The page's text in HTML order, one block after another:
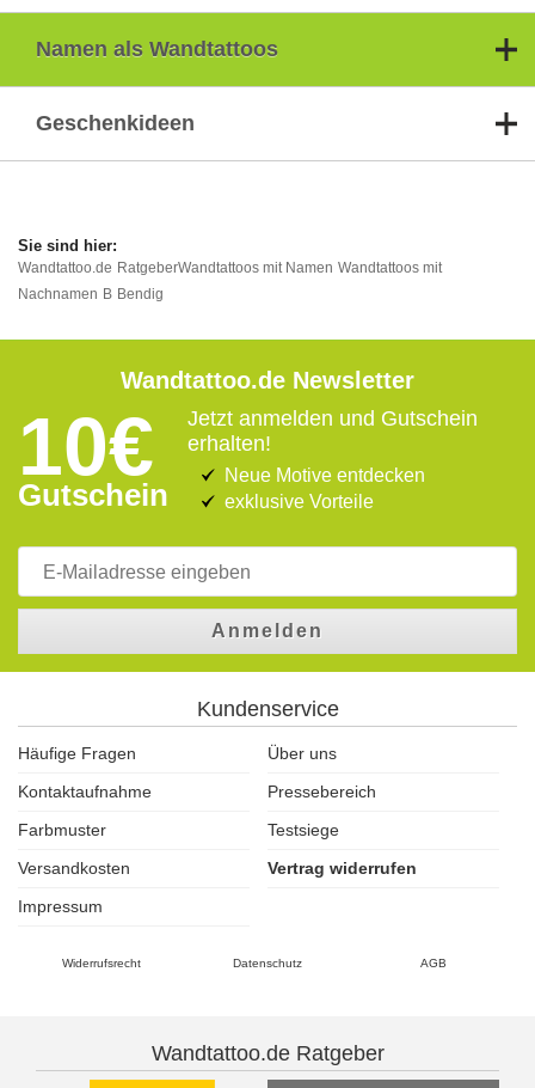
Namen als Wandtattoos
Geschenkideen
Wandtattoo.de RatgeberWandtattoos mit Namen Wandtattoos mit
Nachnamen B Bendig
Wandtattoo.de Newsletter
10€
Gutschein
Jetzt anmelden und Gutschein
erhalten!
Neue Motive entdecken
exklusive Vorteile
Anmelden
Kundenservice
Häufige Fragen
Über uns
Kontaktaufnahme
Pressebereich
Farbmuster
Testsiege
Versandkosten
Vertrag widerrufen
Impressum
Widerrufsrecht Datenschutz AGB
Wandtattoo.de Ratgeber